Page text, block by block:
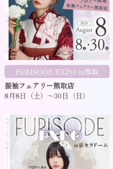
FURISODE EXPO in熊取
振袖フェアリー熊取店
8月8日（土）～30日（日）